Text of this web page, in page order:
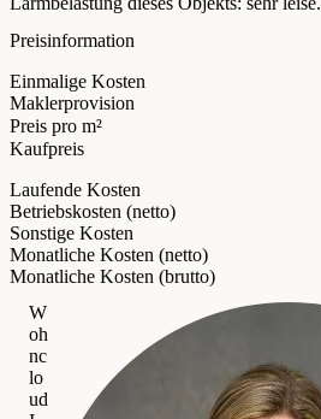
Preisinformation
Einmalige Kosten
Maklerprovision
Preis pro m²
Kaufpreis
Laufende Kosten
Betriebskosten (netto)
Sonstige Kosten
Monatliche Kosten (netto)
Monatliche Kosten (brutto)
W
oh
nc
lo
ud